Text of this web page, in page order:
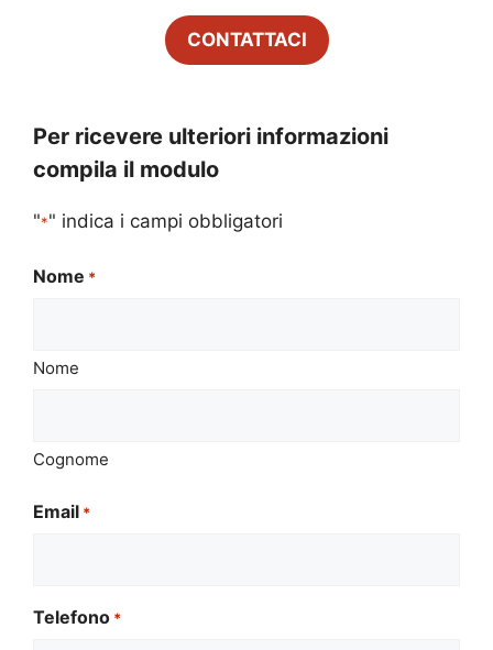
CONTATTACI
Per ricevere ulteriori informazioni
compila il modulo
"*" indica i campi obbligatori
Nome *
Nome
Cognome
Email *
Telefono *